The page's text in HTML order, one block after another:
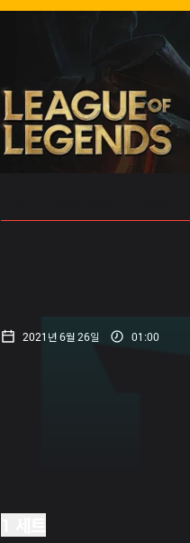
2021년 6월 26일 01:00